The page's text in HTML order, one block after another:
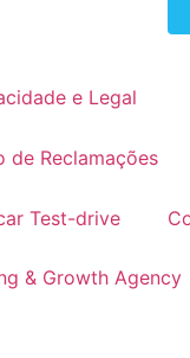
e Legal
de Reclamações
Test-drive
& Growth Agency